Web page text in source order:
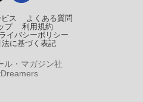
ス
よくある質問
プ
利用規約
イバシーポリシー
に基づく表記
ル・マガジン社